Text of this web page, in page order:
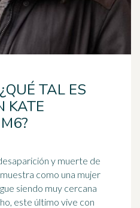
TAL ES
KATE
y muerte de
siendo muy cercana
este último vive con